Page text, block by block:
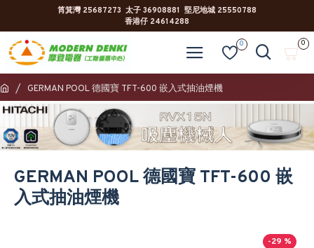
筲箕灣 25687273 太子 36908881 堅尼地城 25550788
香港仔 24614288
0 0
GERMAN POOL 德國寶 TFT-600 嵌入式抽油煙機
GERMAN POOL 德國寶 TFT-600 嵌
入式抽油煙機
-29 %